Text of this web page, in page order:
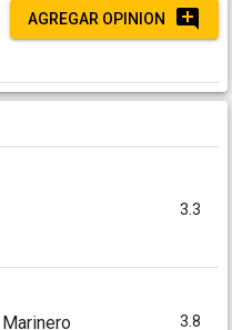
AGREGAR OPINION
3.3
3.8